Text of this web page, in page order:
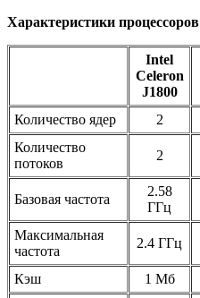
Характеристики процессоров
Intel
Celeron
J1800
Количество ядер
2
Количество
потоков
2
Базовая частота
2.58
ГГц
Максимальная
частота
2.4 ГГц
Кэш 1 Мб